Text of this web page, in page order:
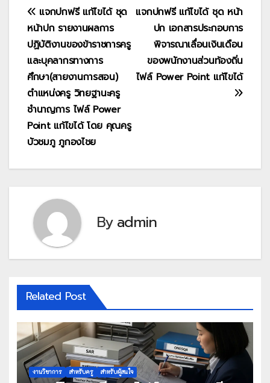
แนะแนว
เรื่อง
แจกปกฟรี แก้ไขได้ ชุด หน้า
ปก เอกสารประกอบการ
พิจารณาเลื่อนเงินเดือน
ของพนักงานส่วนท้องถิ่น
ไฟล์ Power Point แก้ไขได้
แจกปกฟรี แก้ไขได้ ชุด
หน้าปก รายงานผลการ
ปฏิบัติงานของข้าราชการครู
และบุคลากรทางการ
ศึกษา(สายงานการสอน)
ตำแหน่งครู วิทยฐานะครู
ชำนาญการ ไฟล์ Power
Point แก้ไขได้ โดย คุณครู
บัวชมภู ภูกองไชย
Byadmin
Related Post
งานวิชาการ สำหรับครู สำหรับผู้สนใจ